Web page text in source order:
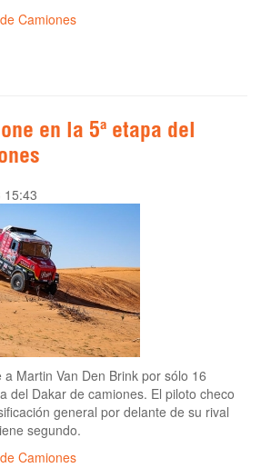
Camiones
en la 5ª etapa del
15:43
Martin Van Den Brink por sólo 16
del Dakar de camiones. El piloto checo
general por delante de su rival
segundo.
Camiones